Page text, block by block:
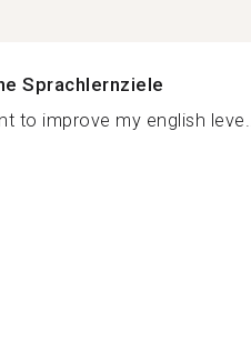
Sprachlernziele
to improve my english leve...